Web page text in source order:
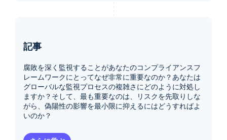
記事
腐敗を深く監視することがあなたのコンプライアンスフ
レームワークにとってなぜ非常に重要なのか？あなたは
グローバルな監視プロセスの複雑さにどのように対処し
ますか？そして、最も重要なのは、リスクを先取りしな
がら、偽陽性の影響を最小限に抑えるにはどうすればよ
いのか？